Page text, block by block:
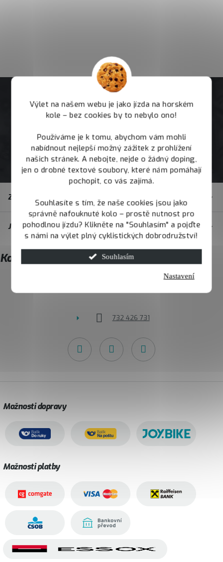
Výlet na našem webu je jako jízda na horském
kole – bez cookies by to nebylo ono!
Používáme je k tomu, abychom vám mohli
nabídnout nejlepší možný zážitek z prohlížení
našich stránek. A nebojte, nejde o žádný doping,
jen o drobné textové soubory, které nám pomáhají
pochopit, co vás zajímá.
Souhlasíte s tím, že naše cookies jsou jako
správně nafouknuté kolo – prostě nutnost pro
pohodlnou jízdu? Klikněte na "Souhlasím" a pojďte
s námi na výlet plný cyklistických dobrodružství!
Souhlasím
Nastavení
t
í
Zákaznický servis
JOY.BIKE
Kontakt
732 426 731
Možnosti dopravy
Možnosti platby